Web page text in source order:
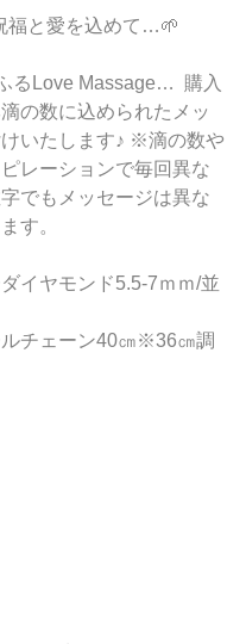
福と愛を込めて…🌱
るLove Massage…  購入
の数に込められたメッ
いたします♪ ※滴の数や
レーションで毎回異な
でもメッセージは異な
す。
ダイヤモンド5.5-7ｍｍ/並
ルチェーン40㎝※36㎝調